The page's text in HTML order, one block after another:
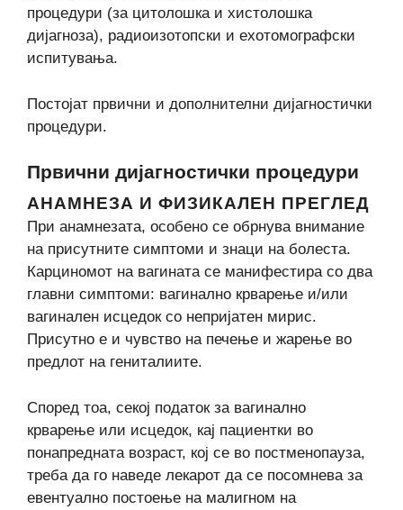
процедури (за цитолошка и хистолошка
дијагноза), радиоизотопски и ехотомографски
испитувања.
Постојат првични и дополнителни дијагностички
процедури.
Првични дијагностички процедури
АНАМНЕЗА И ФИЗИКАЛЕН ПРЕГЛЕД
При анамнезата, особено се обрнува внимание
на присутните симптоми и знаци на болеста.
Карциномот на вагината се манифестира со два
главни симптоми: вагинално крварење и/или
вагинален исцедок со непријатен мирис.
Присутно е и чувство на печење и жарење во
предлот на гениталиите.
Според тоа, секој податок за вагинално
крварење или исцедок, кај пациентки во
понапредната возраст, кој се во постменопауза,
треба да го наведе лекарот да се посомнева за
евентуално постоење на малигном на